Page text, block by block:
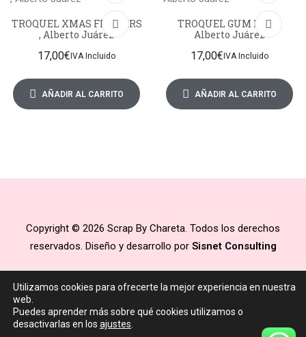
TROQUEL XMAS FLOWERS
, Alberto Juárez
17,00€IVA Incluido
AÑADIR AL CARRITO
TROQUEL GUM BALL,
Alberto Juárez
17,00€IVA Incluido
AÑADIR AL CARRITO
Copyright © 2026 Scrap By Chareta. Todos los derechos
reservados. Diseño y desarrollo por Sisnet Consulting
Utilizamos cookies para ofrecerte la mejor experiencia en nuestra
web.
Puedes aprender más sobre qué cookies utilizamos o
desactivarlas en los ajustes